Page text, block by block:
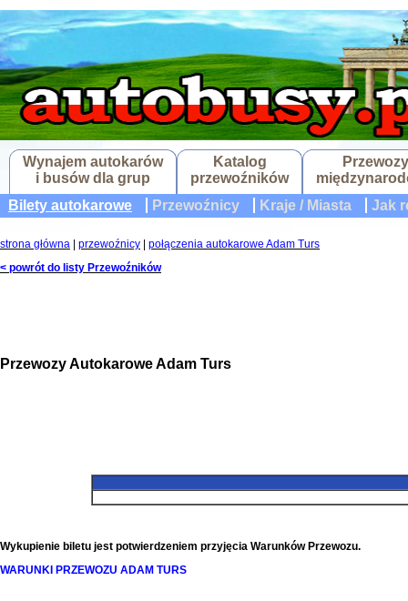
Wynajem autokarów
i busów dla grup
Katalog
przewoźników
Przewozy
Bilety autokarowe
Przewoźnicy Kraje / Miasta Jak
strona główna przewoźnicy
połączenia autokarowe Adam Turs
< powrót do listy Przewoźników
Przewozy Autokarowe Adam Turs
Wykupienie biletu jest potwierdzeniem przyjęcia Warunków Przewozu.
WARUNKI PRZEWOZU ADAM TURS